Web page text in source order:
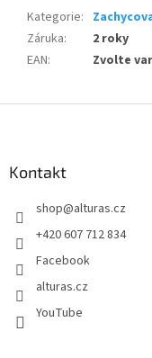
Kategorie:
Záruka:
2 roky
EAN: Zvolte
Kontakt
shop@alturas.cz
+420 607 712 834
Facebook
alturas.cz
YouTube